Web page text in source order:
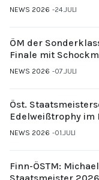
NEWS 2026 24.JULI
ÖM der
Finale mit
NEWS 2026 07.JULI
Öst.
Edelweißtrophy im
NEWS 2026 01.JULI
Finn-ÖSTM: